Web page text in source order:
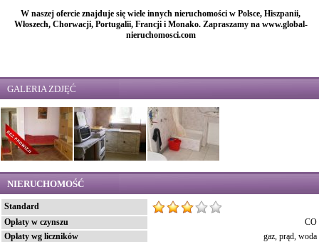
W naszej ofercie znajduje się wiele innych nieruchomości w Polsce, Hiszpanii,
Włoszech, Chorwacji, Portugalii, Francji i Monako. Zapraszamy na www.global-
nieruchomosci.com
GALERIA ZDJĘĆ
NIERUCHOMOŚĆ
Standard
Opłaty w czynszu
CO
Opłaty wg liczników
gaz, prąd, woda